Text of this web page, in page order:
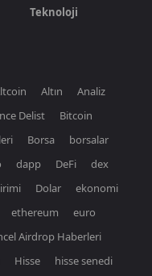
Teknoloji
Altın
Analiz
Delist
Bitcoin
Borsa
borsalar
dapp DeFi
dex
Dolar
ekonomi
ethereum
euro
Airdrop Haberleri
Hisse
hisse senedi